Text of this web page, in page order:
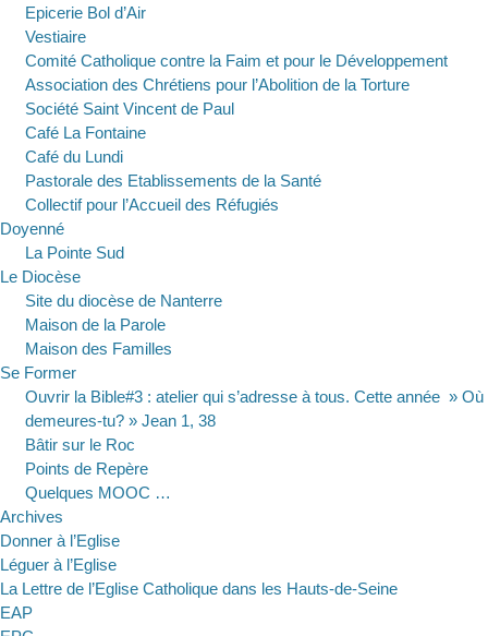
Epicerie Bol d’Air
Vestiaire
Comité Catholique contre la Faim et pour le Développement
Association des Chrétiens pour l’Abolition de la Torture
Société Saint Vincent de Paul
Café La Fontaine
Café du Lundi
Pastorale des Etablissements de la Santé
Collectif pour l’Accueil des Réfugiés
Doyenné
La Pointe Sud
Le Diocèse
Site du diocèse de Nanterre
Maison de la Parole
Maison des Familles
Se Former
Ouvrir la Bible#3 : atelier qui s’adresse à tous. Cette année » Où
demeures-tu? » Jean 1, 38
Bâtir sur le Roc
Points de Repère
Quelques MOOC …
Archives
Donner à l’Eglise
Léguer à l’Eglise
La Lettre de l’Eglise Catholique dans les Hauts-de-Seine
EAP